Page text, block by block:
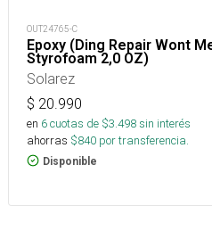
OUT24765-C
Epoxy (Ding Repair Wont
Styrofoam 2,0 OZ)
Solarez
$ 20.990
en 6cuotas de $3.498sin interés
ahorras $840 por transferencia.
Disponible